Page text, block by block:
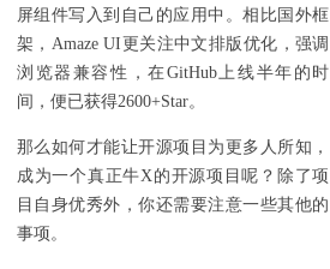
屏组件写入到自己的应用中。相比国外框
架，Amaze UI更关注中文排版优化，强调
浏览器兼容性，在GitHub上线半年的时
间，便已获得2600+Star。
那么如何才能让开源项目为更多人所知，
成为一个真正牛X的开源项目呢？除了项
目自身优秀外，你还需要注意一些其他的
事项。